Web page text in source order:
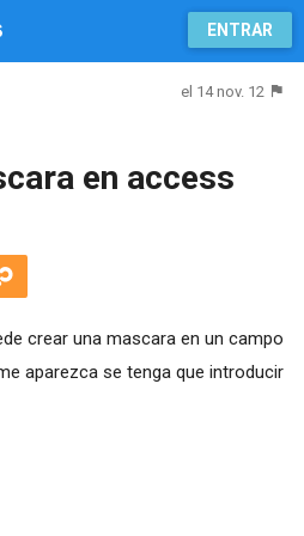
ENTRAR
el 14 nov. 12
en access
crear una mascara en un campo
aparezca se tenga que introducir